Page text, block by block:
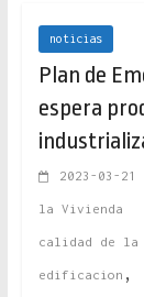
noticias
Plan de
espera
2023-03-21
la Vivienda
calidad de la
edificacion ,